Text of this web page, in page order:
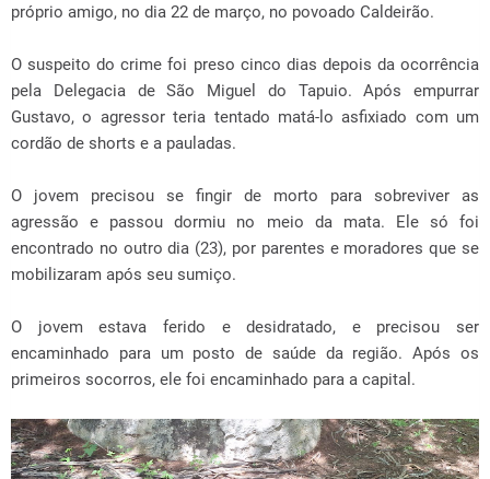
próprio amigo, no dia 22 de março, no povoado Caldeirão.
O suspeito do crime foi preso cinco dias depois da ocorrência
pela Delegacia de São Miguel do Tapuio. Após empurrar
Gustavo, o agressor teria tentado matá-lo asfixiado com um
cordão de shorts e a pauladas.
O jovem precisou se fingir de morto para sobreviver as
agressão e passou dormiu no meio da mata. Ele só foi
encontrado no outro dia (23), por parentes e moradores que se
mobilizaram após seu sumiço.
O jovem estava ferido e desidratado, e precisou ser
encaminhado para um posto de saúde da região. Após os
primeiros socorros, ele foi encaminhado para a capital.